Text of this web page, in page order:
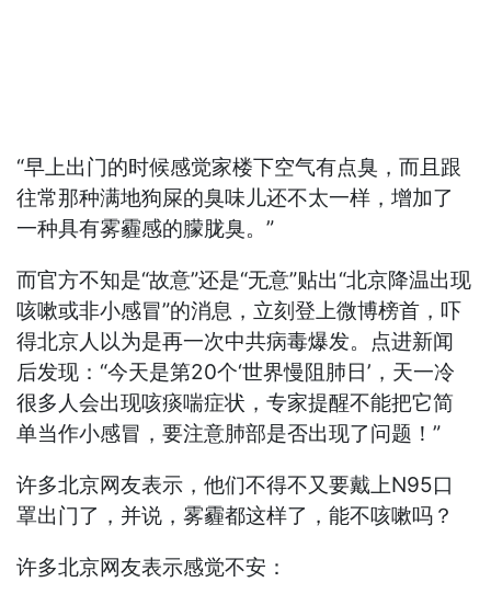
“早上出门的时候感觉家楼下空气有点臭，而且跟
往常那种满地狗屎的臭味儿还不太一样，增加了
一种具有雾霾感的朦胧臭。”
而官方不知是“故意”还是“无意”贴出“北京降温出现
咳嗽或非小感冒”的消息，立刻登上微博榜首，吓
得北京人以为是再一次中共病毒爆发。点进新闻
后发现：“今天是第20个‘世界慢阻肺日’，天一冷
很多人会出现咳痰喘症状，专家提醒不能把它简
单当作小感冒，要注意肺部是否出现了问题！”
许多北京网友表示，他们不得不又要戴上N95口
罩出门了，并说，雾霾都这样了，能不咳嗽吗？
许多北京网友表示感觉不安：